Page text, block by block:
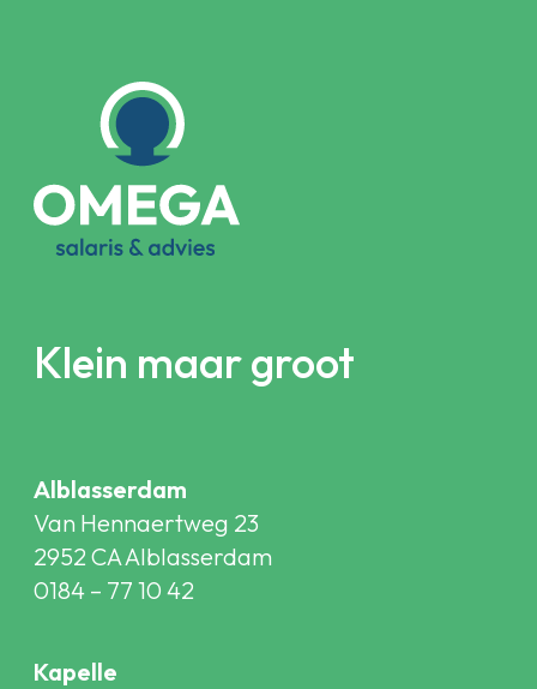
Klein maar groot
Alblasserdam
Van Hennaertweg 23
2952 CA Alblasserdam
0184 – 77 10 42
Kapelle